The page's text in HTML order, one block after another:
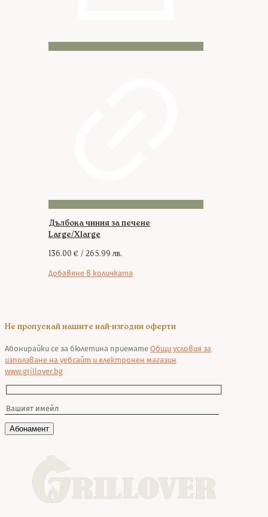
Дълбока чиния за печене
Large/Xlarge
136.00 € / 265.99 лв.
Добавяне в количката
Не пропускай нашите най-изгодни оферти
Абонирайки се за бюлетина приемате Общи условия за
използване на уебсайт и електронен магазин
www.grillover.bg